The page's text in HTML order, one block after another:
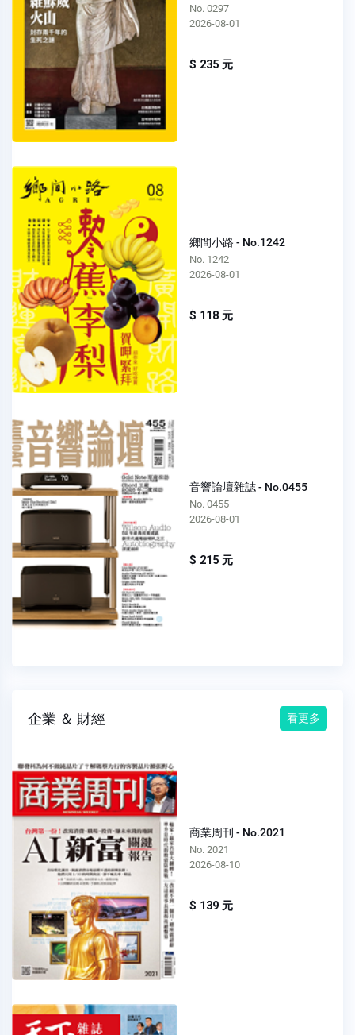
No. 0297
2026-08-01
$ 235 元
鄉間小路 - No.1242
No. 1242
2026-08-01
$ 118 元
音響論壇雜誌 - No.0455
No. 0455
2026-08-01
$ 215 元
企業 ＆ 財經 看更多
商業周刊 - No.2021
No. 2021
2026-08-10
$ 139 元